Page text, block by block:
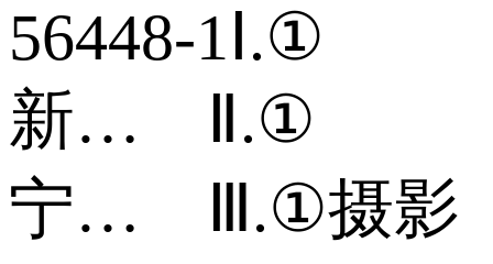
56448-1Ⅰ.①
新… Ⅱ.①
宁… Ⅲ.①摄影